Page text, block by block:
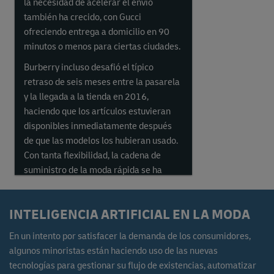
la necesidad de acelerar el envío
también ha crecido, con Gucci
ofreciendo entrega a domicilio en 90
minutos o menos para ciertas ciudades.
Burberry incluso desafió el típico
retraso de seis meses entre la pasarela
y la llegada a la tienda en 2016,
haciendo que los artículos estuvieran
disponibles inmediatamente después
de que las modelos los hubieran usado.
Con tanta flexibilidad, la cadena de
suministro de la moda rápida se ha
INTELIGENCIA ARTIFICIAL EN LA MODA
En un intento por satisfacer la demanda de los consumidores,
algunos minoristas están haciendo uso de las nuevas
tecnologías para gestionar su flujo de existencias, automatizar